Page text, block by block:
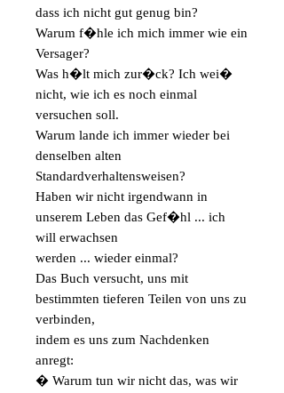
dass ich nicht gut genug bin?
Warum f�hle ich mich immer wie ein
Versager?
Was h�lt mich zur�ck? Ich wei�
nicht, wie ich es noch einmal
versuchen soll.
Warum lande ich immer wieder bei
denselben alten
Standardverhaltensweisen?
Haben wir nicht irgendwann in
unserem Leben das Gef�hl ... ich
will erwachsen
werden ... wieder einmal?
Das Buch versucht, uns mit
bestimmten tieferen Teilen von uns zu
verbinden,
indem es uns zum Nachdenken
anregt:
� Warum tun wir nicht das, was wir